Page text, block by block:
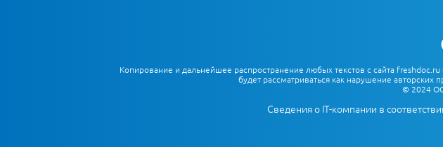
Копирование и дальнейшее распространение любых текстов с сайта
будет рассматриваться как нарушение
© 2024
Сведения о IT-компании в